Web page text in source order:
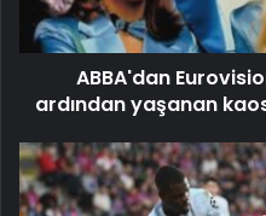
ABBA'dan
ardından yaşanan